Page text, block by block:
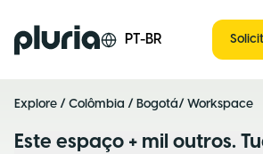
Logo Pluria PT-BR
Explore / Colômbia / Bogotá/ Workspace
Este espaço + mil outros.